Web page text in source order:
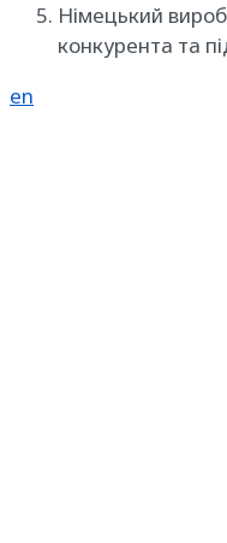
Німецький
конкурента та
en